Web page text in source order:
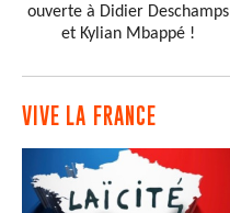
ouverte à Didier Deschamps
et Kylian Mbappé !
VIVE LA FRANCE